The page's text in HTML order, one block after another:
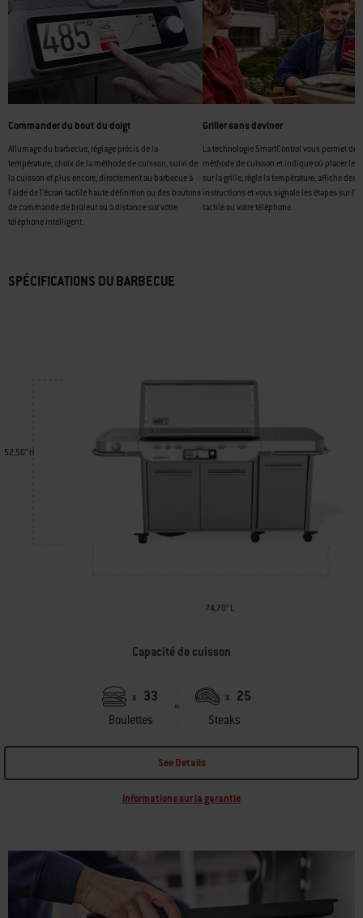
Commander du bout du doigt
Allumage du barbecue, réglage précis de la
température, choix de la méthode de cuisson, suivi de
la cuisson et plus encore, directement au barbecue à
l’aide de l’écran tactile haute définition ou des boutons
de commande de brûleur ou à distance sur votre
téléphone intelligent.
Griller sans deviner
La technologie SmartControl vous permet de
méthode de cuisson et indique où placer les
sur la grille, règle la température, affiche des
instructions et vous signale les étapes sur
tactile ou votre téléphone.
SPÉCIFICATIONS DU BARBECUE
52,50” H
74,70” L
Capacité de cuisson
x 33
Boulettes
x 25
Steaks
See Details
Informations sur la garantie